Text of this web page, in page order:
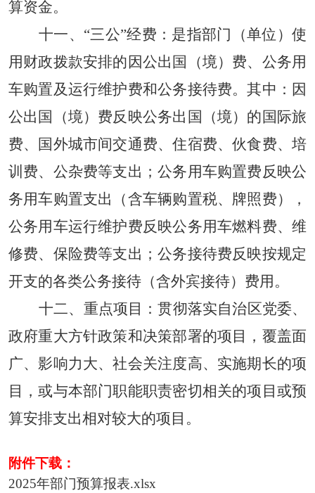
算资金。
十一、 “三公”经费： 是指部门（单位）使
用财政拨款安排的因公出国（境）费、公务用
车购置及运行维护费和公务接待费。其中：因
公出国（境）费反映公务出国（境）的国际旅
费、国外城市间交通费、住宿费、伙食费、培
训费、公杂费等支出；公务用车购置费反映公
务用车购置支出（含车辆购置税、牌照费），
公务用车运行维护费反映公务用车燃料费、维
修费、保险费等支出；公务接待费反映按规定
开支的各类公务接待（含外宾接待）费用。
十二、 重点项目：贯彻落实自治区党委、
政府重大方针政策和决策部署的项目，覆盖面
广、影响力大、社会关注度高、实施期长的项
目，或与本部门职能职责密切相关的项目或预
算安排支出相对较大的项目。
附件下载：
2025年部门预算报表.xlsx